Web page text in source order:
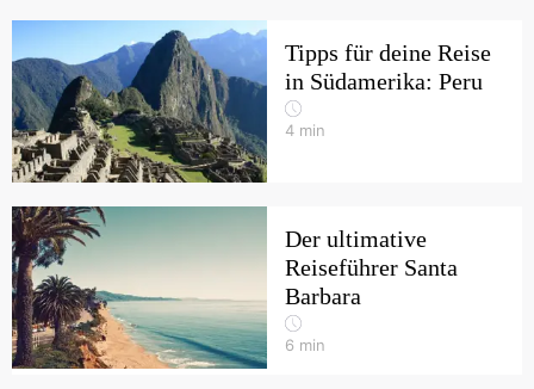
Tipps für deine Reise
in Südamerika: Peru
4 min
Der ultimative
Reiseführer Santa
Barbara
6 min